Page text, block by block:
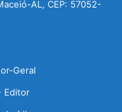
AL, CEP: 57052-
Geral
Editor